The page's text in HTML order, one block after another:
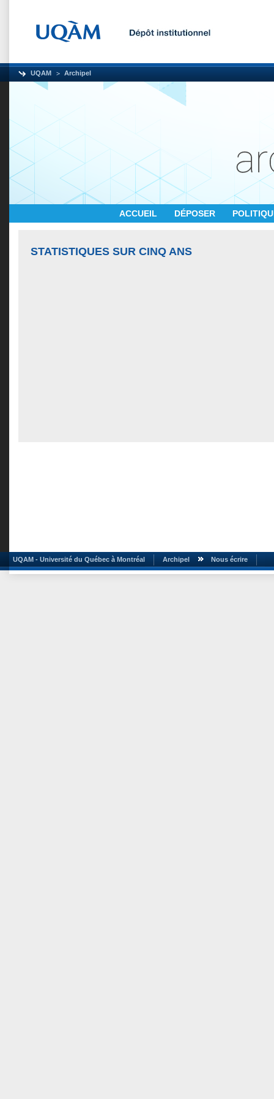
UQAM Archipel
ACCUEIL DÉPOSER
STATISTIQUES SUR CINQ ANS
UQAM - Université du Québec à Montréal Archipel Nous écrire